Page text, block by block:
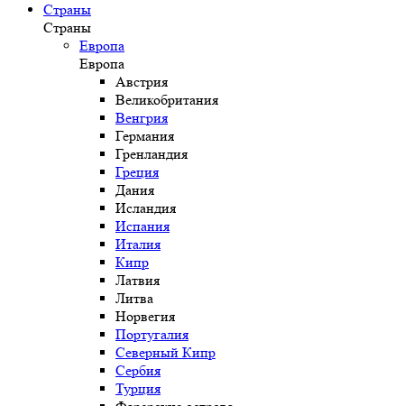
Страны
Страны
Европа
Европа
Австрия
Великобритания
Венгрия
Германия
Гренландия
Греция
Дания
Исландия
Испания
Италия
Кипр
Латвия
Литва
Норвегия
Португалия
Северный Кипр
Сербия
Турция